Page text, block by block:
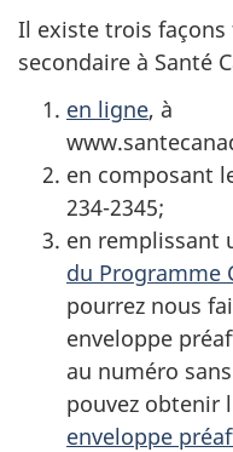
Il existe trois façons
secondaire à Santé
en ligne, à
en composant
234-2345;
en remplissant
du Programme
pourrez nous
enveloppe
au numéro
pouvez obtenir
enveloppe